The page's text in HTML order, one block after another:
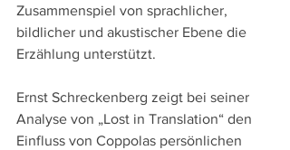
Zusammenspiel von sprachlicher,
bildlicher und akustischer Ebene die
Erzählung unterstützt.
Ernst Schreckenberg zeigt bei seiner
Analyse von „Lost in Translation“ den
Einfluss von Coppolas persönlichen